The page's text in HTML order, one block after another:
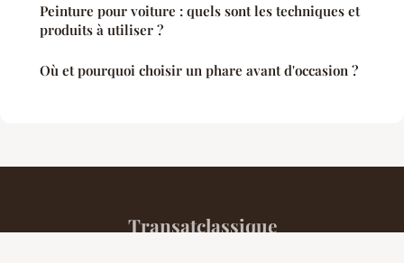
Peinture pour voiture : quels sont les techniques et
produits à utiliser ?
Où et pourquoi choisir un phare avant d'occasion ?
Transatclassique